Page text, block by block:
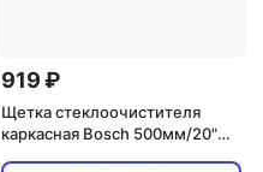
919 ₽
Щетка стеклоочистителя
каркасная Bosch 500мм/20"